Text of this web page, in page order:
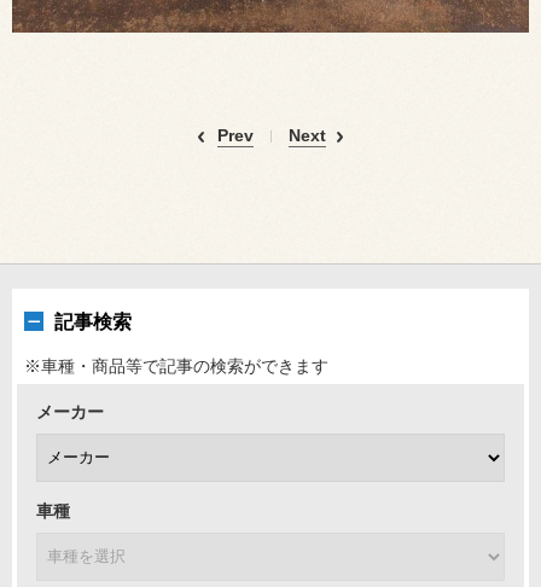
Prev Next
記事検索
※車種・商品等で記事の検索ができます
メーカー
車種